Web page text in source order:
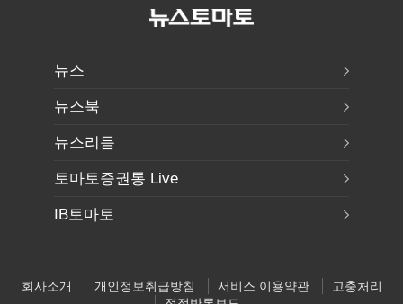
뉴스
뉴스북
뉴스리듬
토마토증권통 Live
IB토마토
회사소개 개인정보취급방침 서비스 이용약관
고충처리